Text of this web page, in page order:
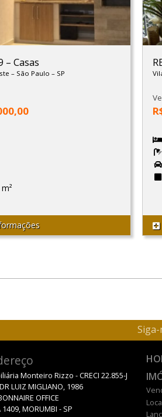
– Casas
– São Paulo – SP
Monteiro Rizzo - CRECI 22.855-J
LUIZ MIGLIANO, 1986
OFFICE
1409, MORUMBI - SP